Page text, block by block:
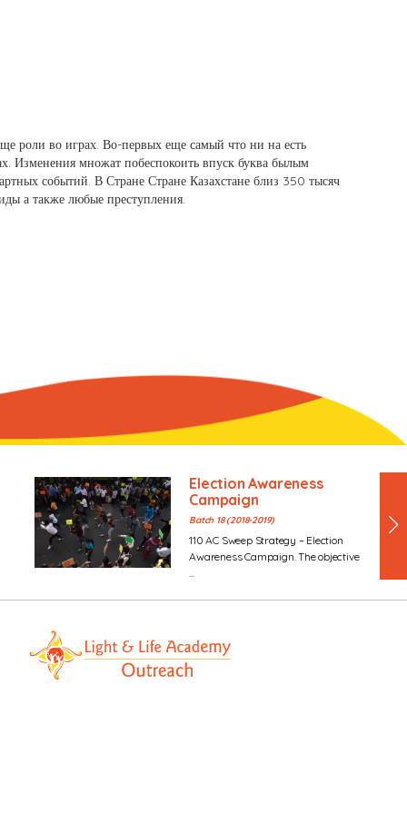
роли во играх. Во-первых еще самый что ни на есть
Изменения множат побеспокоить впуск буква былым
событий. В Стране Стране Казахстане близ 350 тысяч
а также любые преступления.
Election Awareness
Campaign
Batch 18 (2018-2019)
110 AC Sweep Strategy – Election
Awareness Campaign. The objective
...